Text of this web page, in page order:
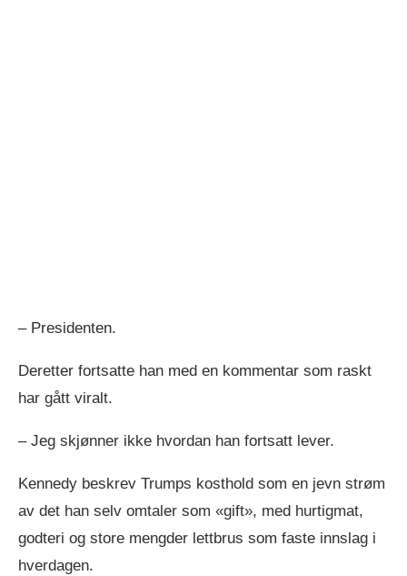
– Presidenten.
Deretter fortsatte han med en kommentar som raskt
har gått viralt.
– Jeg skjønner ikke hvordan han fortsatt lever.
Kennedy beskrev Trumps kosthold som en jevn strøm
av det han selv omtaler som «gift», med hurtigmat,
godteri og store mengder lettbrus som faste innslag i
hverdagen.